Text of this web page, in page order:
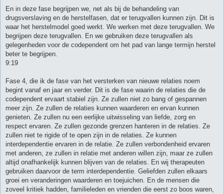
En in deze fase begrijpen we, net als bij de behandeling van
drugsverslaving en de herstelfasen, dat er terugvallen kunnen zijn. Dit is
waar het herstelmodel goed werkt. We werken met deze terugvallen. We
begrijpen deze terugvallen. En we gebruiken deze terugvallen als
gelegenheden voor de codependent om het pad van lange termijn herstel
beter te begrijpen.
9:19
Fase 4, die ik de fase van het versterken van nieuwe relaties noem
begint vanaf en jaar en verder. Dit is de fase waarin de relaties die de
codependent ervaart stabiel zijn. Ze zullen niet zo bang of gespannen
meer zijn. Ze zullen de relaties kunnen waarderen en ervan kunnen
genieten. Ze zullen nu een eerlijke uitwisseling van liefde, zorg en
respect ervaren. Ze zullen gezonde grenzen hanteren in de relaties. Ze
zullen niet te rigide of te open zijn in de relaties. Ze kunnen
interdependentie ervaren in de relatie. Ze zullen verbondenheid ervaren
met anderen, ze zullen in relatie met anderen willen zijn, maar ze zullen
altijd onafhankelijk kunnen blijven van de relaties. En wij therapeuten
gebruiken daarvoor de term interdependentie. Geliefden zullen elkaars
groei en veranderingen waarderen en toejuichen. En de mensen die
zoveel kritiek hadden, familieleden en vrienden die eerst zo boos waren,